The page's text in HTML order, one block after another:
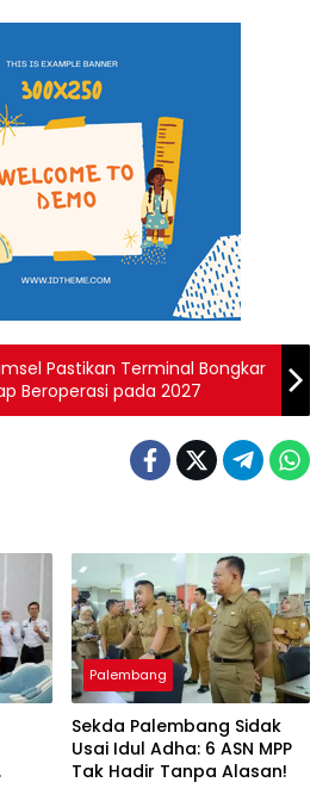
Pastikan Terminal Bongkar
Beroperasi pada 2027
Palembang
Sekda Palembang Sidak
Usai Idul Adha: 6 ASN MPP
Tak Hadir Tanpa Alasan!